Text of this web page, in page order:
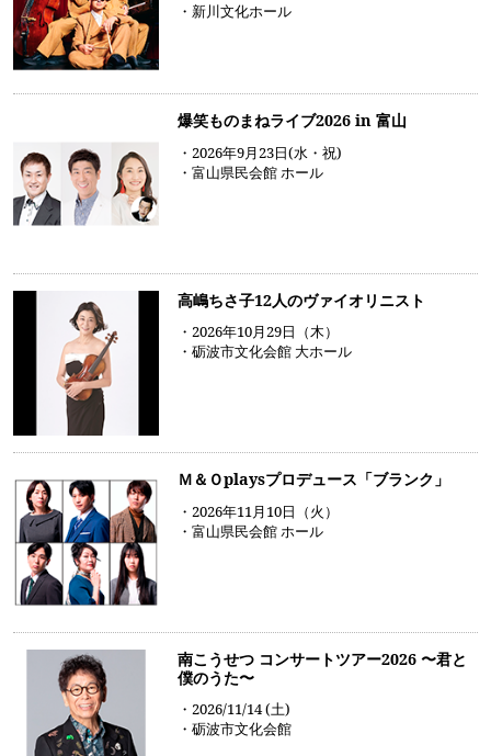
・新川文化ホール
爆笑ものまねライブ2026 in 富山
・2026年9月23日(水・祝)
・富山県民会館 ホール
高嶋ちさ子12人のヴァイオリニスト
・2026年10月29日（木）
・砺波市文化会館 大ホール
Ｍ＆Ｏplaysプロデュース「ブランク」
・2026年11月10日（火）
・富山県民会館 ホール
南こうせつ コンサートツアー2026 〜君と
僕のうた〜
・2026/11/14 (土)
・砺波市文化会館